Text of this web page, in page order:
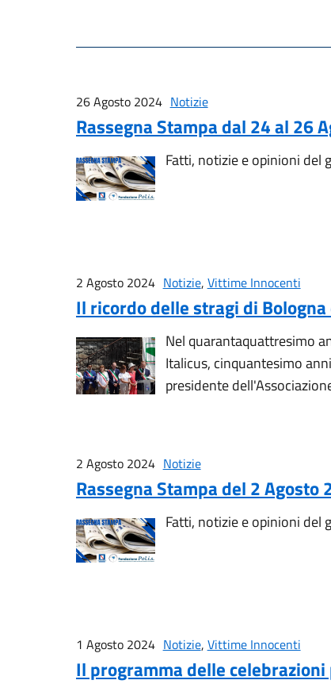
26 Agosto 2024 Notizie
Rassegna Stampa dal 24 al 26
Fatti, notizie e opinioni del
2 Agosto 2024 Notizie, Vittime Innocenti
Il ricordo delle stragi di
Nel quarantaquattresimo
Italicus, cinquantesimo
presidente
2 Agosto 2024 Notizie
Rassegna Stampa del 2 Agosto
Fatti, notizie e opinioni del
1 Agosto 2024 Notizie, Vittime Innocenti
Il programma delle